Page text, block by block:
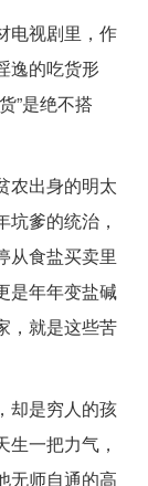
电视剧里，作
逸的吃货形
”是绝不搭
农出身的明太
爹的统治，
从食盐买卖里
是年年变盐碱
，就是这些苦
却是穷人的孩
一把力气，
无师自通的高